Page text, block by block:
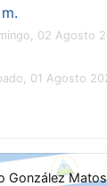
02 Agosto
01 Agosto
González Matos